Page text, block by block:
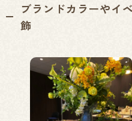
ブランドカラーやイ
飾